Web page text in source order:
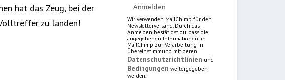
hat das Zeug, bei der
zu landen!
Wir verwenden MailChimp für den
Newsletterversand. Durch das
Anmelden bestätigst du, dass die
angegebenen Informationen an
MailChimp zur Verarbeitung in
Übereinstimmung mit deren
Datenschutzrichtlinien und
Bedingungen weitergegeben
werden.